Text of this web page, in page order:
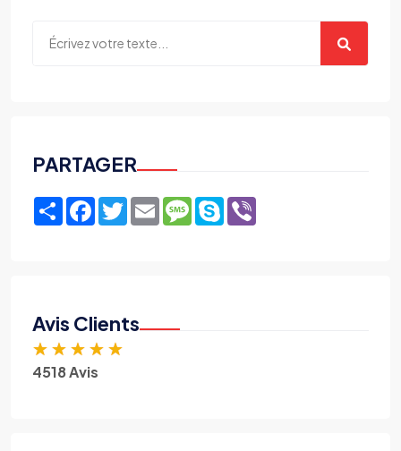
PARTAGER
ShareFacebook
TwitterEmailMessage
Skype
Avis Clients
★ ★ ★ ★ ★
4518 Avis